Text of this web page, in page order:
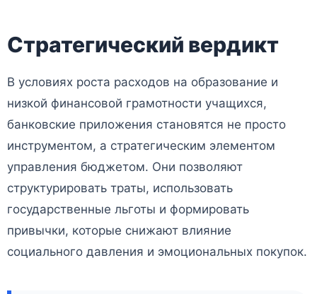
Стратегический вердикт
В условиях роста расходов на образование и
низкой финансовой грамотности учащихся,
банковские приложения становятся не просто
инструментом, а стратегическим элементом
управления бюджетом. Они позволяют
структурировать траты, использовать
государственные льготы и формировать
привычки, которые снижают влияние
социального давления и эмоциональных покупок.